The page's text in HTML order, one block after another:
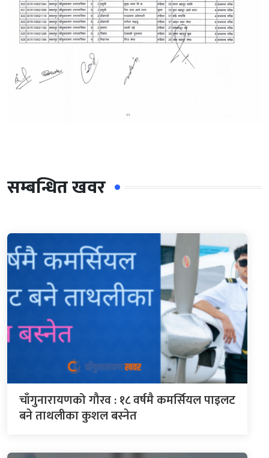
सम्बन्धित खवर
चाँगुनारायणको गौरव : १८ वर्षमै कमर्सियल पाइलट
बने ताथलीका कुशल बस्नेत